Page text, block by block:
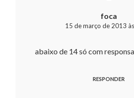
foca
15 de março de 2013
abaixo de 14 só com
RESPONDER